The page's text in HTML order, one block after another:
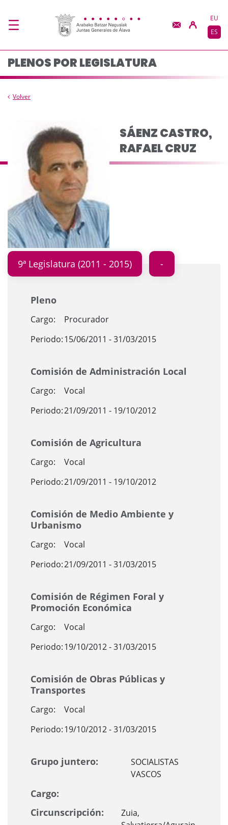
Composicion del
EU
ES
PLENOS POR LEGISLATURA
Volver
SÁENZ CASTRO,
RAFAEL CRUZ
9ª Legislatura (2011 - 2015)
Pleno
Cargo:
Procurador
Periodo:15/06/2011 - 31/03/2015
Comisión de Administración Local
Cargo:
Vocal
Periodo:21/09/2011 - 19/10/2012
Comisión de Agricultura
Cargo:
Vocal
Periodo:21/09/2011 - 19/10/2012
Comisión de Medio Ambiente y
Urbanismo
Cargo:
Vocal
Periodo:21/09/2011 - 31/03/2015
Comisión de Régimen Foral y
Promoción Económica
Cargo:
Vocal
Periodo:19/10/2012 - 31/03/2015
Comisión de Obras Públicas y
Transportes
Cargo:
Vocal
Periodo:19/10/2012 - 31/03/2015
Grupo juntero:
SOCIALISTAS
VASCOS
Cargo:
Circunscripción:
Zuia,